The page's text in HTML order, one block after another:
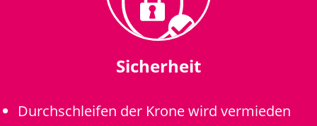
Sicherheit
Durchschleifen der Krone wird vermieden